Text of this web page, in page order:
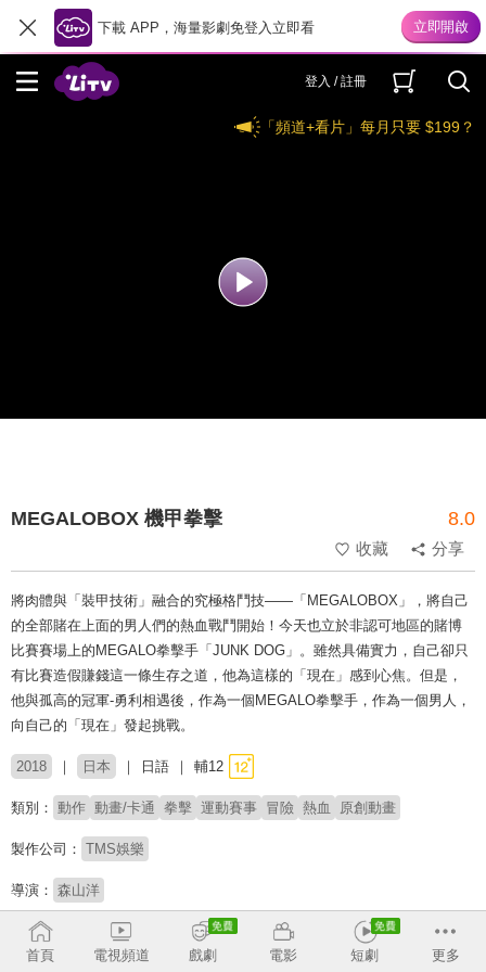
下載 APP，海量影劇免登入立即看
登入 / 註冊
「頻道+看片」每月只要 $199？
MEGALOBOX 機甲拳擊 8.0
收藏 分享
將肉體與「裝甲技術」融合的究極格鬥技——「MEGALOBOX」，將自己
的全部賭在上面的男人們的熱血戰鬥開始！今天也立於非認可地區的賭博
比賽賽場上的MEGALO拳擊手「JUNK DOG」。雖然具備實力，自己卻只
有比賽造假賺錢這一條生存之道，他為這樣的「現在」感到心焦。但是，
他與孤高的冠軍-勇利相遇後，作為一個MEGALO拳擊手，作為一個男人，
向自己的「現在」發起挑戰。
2018 日本 日語 輔12
類別： 動作 動畫/卡通 拳擊 運動賽事 冒險 熱血 原創動畫
製作公司： TMS娛樂
導演： 森山洋
配音： 森奈奈子 村瀨迪與 齋藤志郎 木下浩之 安元洋貴
首頁 電視頻道 戲劇 電影 短劇 更多